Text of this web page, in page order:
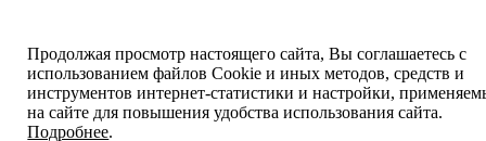
Продолжая просмотр настоящего сайта, Вы соглашаетесь с
использованием файлов Cookie и иных методов, средств и
инструментов интернет-статистики и настройки,
на сайте для повышения удобства использования сайта.
Подробнее.